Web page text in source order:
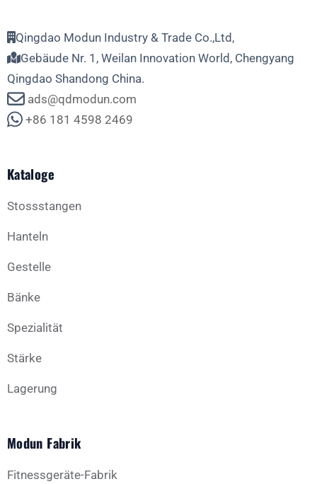
Qingdao Modun Industry & Trade Co.,Ltd,
Gebäude Nr. 1, Weilan Innovation World, Chengyang
Qingdao Shandong China.
ads@qdmodun.com
+86 181 4598 2469
Kataloge
Stossstangen
Hanteln
Gestelle
Bänke
Spezialität
Stärke
Lagerung
Modun Fabrik
Fitnessgeräte-Fabrik